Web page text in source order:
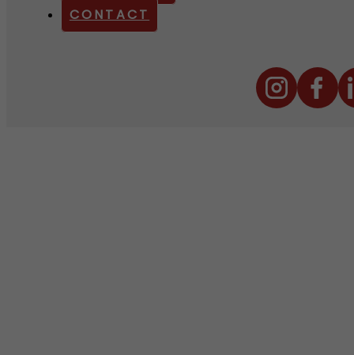
CONTACT